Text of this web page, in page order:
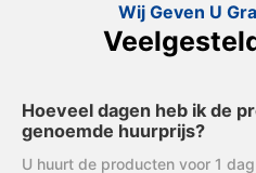
Wij Geven U
Hoeveel dagen heb ik de
genoemde huurprijs?
U huurt de producten voor 1